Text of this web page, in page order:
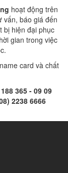
hoạt động trên
vấn, báo giá đến
bị hiện đại phục
gian trong việc
card và chất
365 - 09 09
2238 6666